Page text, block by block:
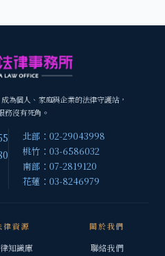
為個人、家庭與企業的法律守護站，
務沒有死角。
北部：02-29043998
桃竹：03-6586032
南部：07-2819120
花蓮：03-8246979
律資源
知識庫
關於我們
聯絡我們